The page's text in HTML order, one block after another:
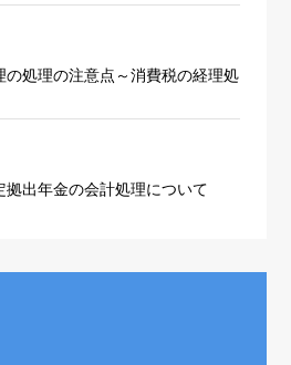
の処理の注意点～消費税の経理処
拠出年金の会計処理について